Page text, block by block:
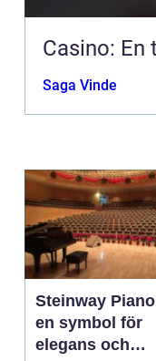
Casino: En
Saga Vinde
Steinway
en symbol för
elegans och